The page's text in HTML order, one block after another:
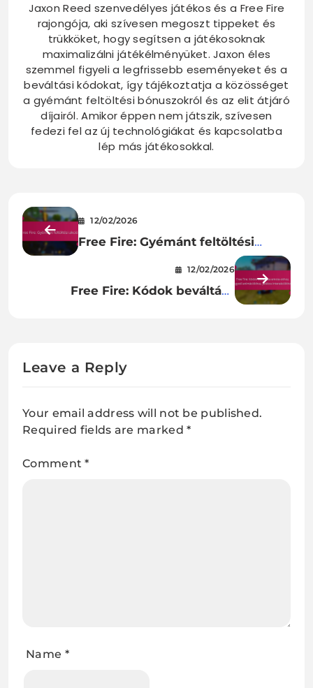
Jaxon Reed szenvedélyes játékos és a Free Fire
rajongója, aki szívesen megoszt tippeket és
trükköket, hogy segítsen a játékosoknak
maximalizálni játékélményüket. Jaxon éles
szemmel figyeli a legfrissebb eseményeket és a
beváltási kódokat, így tájékoztatja a közösséget
a gyémánt feltöltési bónuszokról és az elit átjáró
díjairól. Amikor éppen nem játszik, szívesen
fedezi fel az új technológiákat és kapcsolatba
lép más játékosokkal.
12/02/2026
Free Fire: Gyémánt feltöltési
12/02/2026
Free Fire: Kódok beváltása
Leave a Reply
Your email address will not be published.
Required fields are marked*
Comment*
Name *